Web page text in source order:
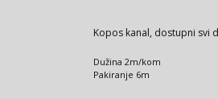
Kopos kanal, dostupni svi
Dužina 2m/kom
Pakiranje 6m